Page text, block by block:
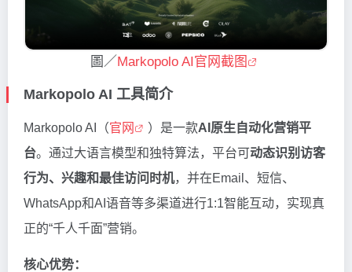
圖／Markopolo AI官网截图
Markopolo AI 工具简介
Markopolo AI（官网 ）是一款AI原生自动化营销平
台。通过大语言模型和独特算法，平台可动态识别访客
行为、兴趣和最佳访问时机，并在Email、短信、
WhatsApp和AI语音等多渠道进行1:1智能互动，实现真
正的“千人千面”营销。
核心优势：